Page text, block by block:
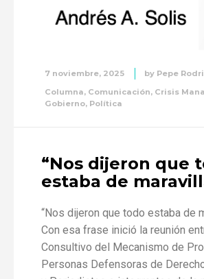
7 noviembre, 2025 by Pepe
Columna, Comunicación, Crisis
Gobierno, Política
“Nos dijeron que
estaba de
“Nos dijeron que todo estaba de
Con esa frase inició la reunión
Consultivo del Mecanismo de
Personas Defensoras de